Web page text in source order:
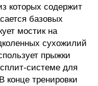
которых содержит
базовых
мостик на
сухожилий
прыжки
системе для
конце тренировки